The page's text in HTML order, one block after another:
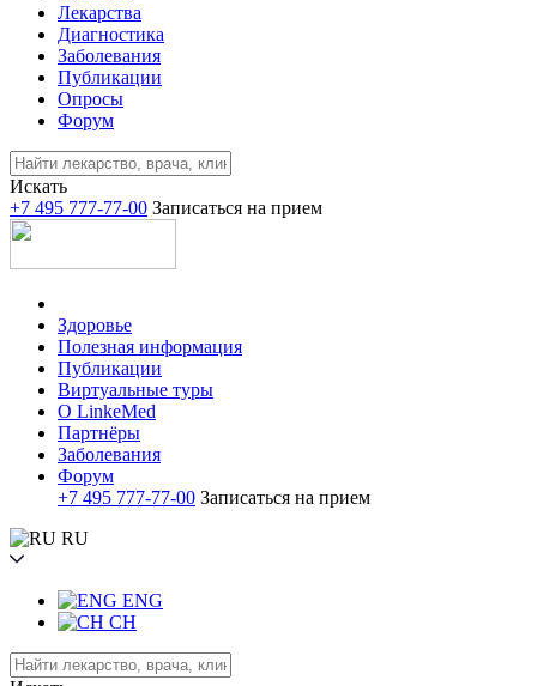
Лекарства
Диагностика
Заболевания
Публикации
Опросы
Форум
Искать
+7 495 777-77-00 Записаться на прием
Здоровье
Полезная информация
Публикации
Виртуальные туры
О LinkeMed
Партнёры
Заболевания
Форум
+7 495 777-77-00 Записаться на прием
RU
ENG
CH